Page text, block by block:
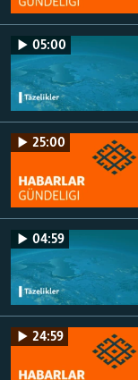
05:00
25:00
04:59
24:59